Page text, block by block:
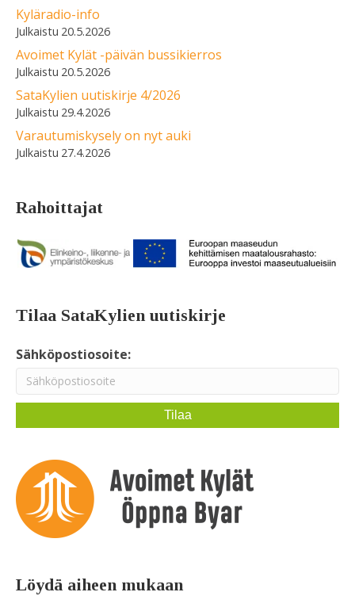
Kyläradio-info
20.5.2026
Avoimet Kylät -päivän bussikierros
20.5.2026
SataKylien uutiskirje 4/2026
29.4.2026
Varautumiskysely on nyt auki
27.4.2026
Rahoittajat
Tilaa SataKylien uutiskirje
Sähköpostiosoite:
Löydä aiheen mukaan